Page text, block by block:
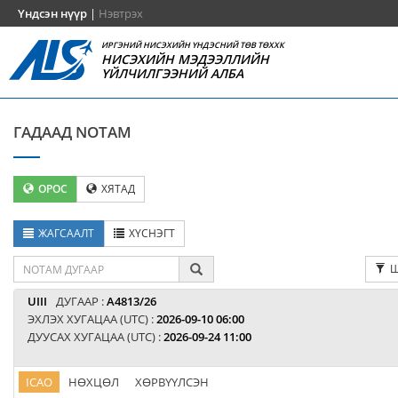
Үндсэн нүүр | Нэвтрэх
ИРГЭНИЙ НИСЭХИЙН ҮНДЭСНИЙ ТӨВ ТӨХХК
НИСЭХИЙН МЭДЭЭЛЛИЙН
ҮЙЛЧИЛГЭЭНИЙ АЛБА
ГАДААД NOTAM
ОРОС ХЯТАД
ЖАГСААЛТ ХҮСНЭГТ
UIII ДУГААР :A4813/26
ЭХЛЭХ ХУГАЦАА (UTC) :2026-09-10 06:00
ДУУСАХ ХУГАЦАА (UTC) :2026-09-24 11:00
ICAO НӨХЦӨЛ ХӨРВҮҮЛСЭН